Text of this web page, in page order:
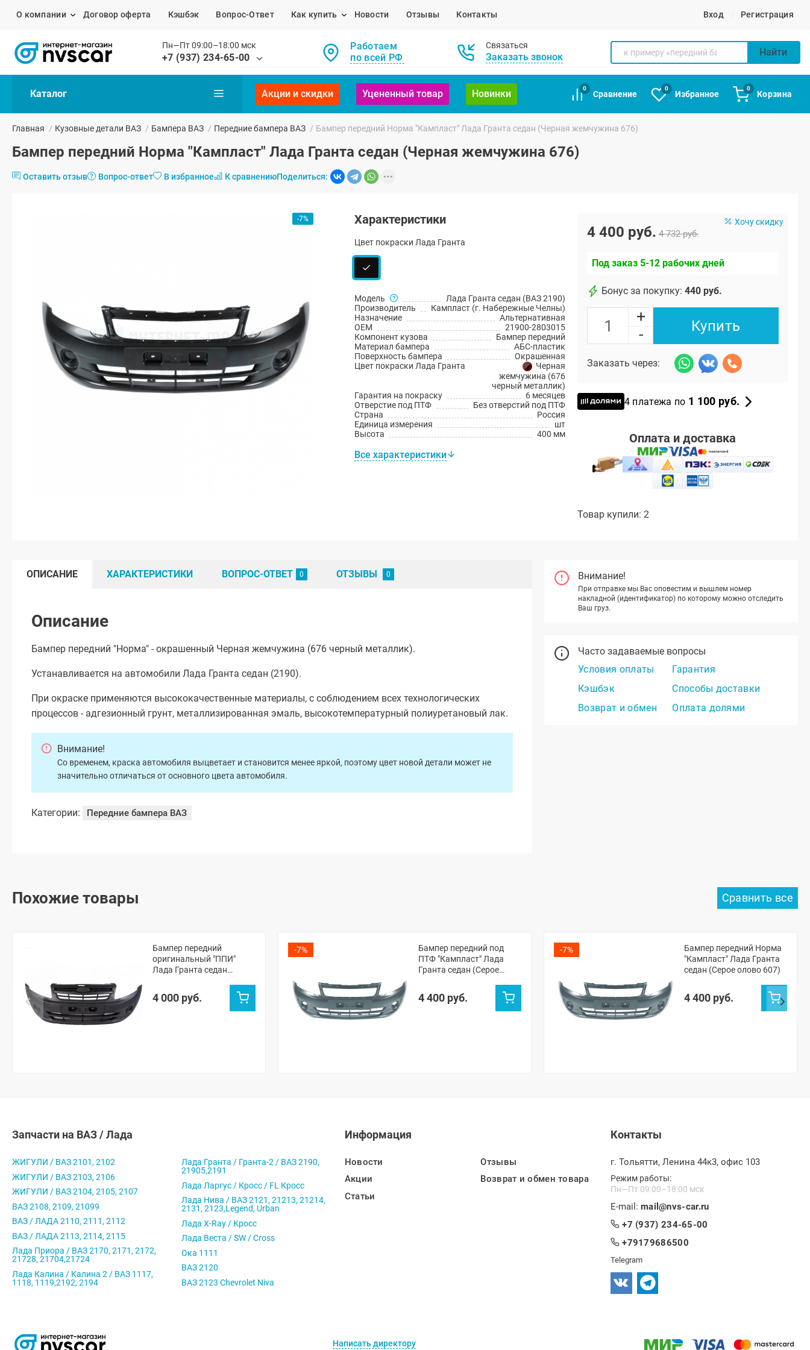
О компании Договор оферта Кэшбэк Вопрос-Ответ Как купить Новости Отзывы Контакты Вход Регистрация
Пн—Пт 09:00–18:00 мск
+7 (937) 234-65-00
Работаем
по всей РФ
Связаться
Заказать звонок Найти
Каталог Акции и скидки Уцененный товар Новинки
0
Сравнение
0
Избранное
0
Корзина
Главная / Кузовные детали ВАЗ / Бампера ВАЗ / Передние бампера ВАЗ / Бампер передний Норма "Кампласт" Лада Гранта седан (Черная жемчужина 676)
Бампер передний Норма "Кампласт" Лада Гранта седан (Черная жемчужина 676)
Оставить отзыв Вопрос-ответ В избранное К сравнениюПоделиться:
-7% Характеристики
Цвет покраски Лада Гранта
Модель
Лада Гранта седан (ВАЗ 2190)
Производитель
Кампласт (г. Набережные Челны)
Назначение
Альтернативная
OEM
21900-2803015
Компонент кузова
Бампер передний
Материал бампера
АБС-пластик
Поверхность бампера
Окрашенная
Цвет покраски Лада Гранта
Черная
жемчужина (676
черный металлик)
Гарантия на покраску
6 месяцев
Отверстие под ПТФ
Без отверстий под ПТФ
Страна
Россия
Единица измерения
шт
Высота
400 мм
Все характеристики
Хочу скидку
4 400 руб. 4 732 руб.
Под заказ 5-12 рабочих дней
Бонус за покупку: 440 руб.
+
-
Купить
Заказать через:
4 платежа по 1 100 руб.
Оплата и доставка
Товар купили: 2
Внимание!
При отправке мы Вас оповестим и вышлем номер
накладной (идентификатор) по которому можно отследить
Ваш груз.
Часто задаваемые вопросы
Условия оплаты
Гарантия
Кэшбэк
Способы доставки
Возврат и обмен
Оплата долями
ОПИСАНИЕ ХАРАКТЕРИСТИКИ ВОПРОС-ОТВЕТ ОТЗЫВЫ
Описание
Бампер передний "Норма" - окрашенный Черная жемчужина (676 черный металлик).
Устанавливается на автомобили Лада Гранта седан (2190).
При окраске применяются высококачественные материалы, с соблюдением всех технологических
процессов - адгезионный грунт, металлизированная эмаль, высокотемпературный полиуретановый лак.
Внимание!
Со временем, краска автомобиля выцветает и становится менее яркой, поэтому цвет новой детали может не
значительно отличаться от основного цвета автомобиля.
Категории: Передние бампера ВАЗ
Похожие товары
Бампер передний
оригинальный "ППИ"
Лада Гранта седан
4 000 руб.
-7%
Бампер передний под
ПТФ "Кампласт" Лада
Гранта седан (Серое
4 400 руб.
-7%
Бампер передний Норма
"Кампласт" Лада Гранта
седан (Серое олово 607)
4 400 руб.
Запчасти на ВАЗ / Лада
ЖИГУЛИ / ВАЗ 2101, 2102
ЖИГУЛИ / ВАЗ 2103, 2106
ЖИГУЛИ / ВАЗ 2104, 2105, 2107
ВАЗ 2108, 2109, 21099
ВАЗ / ЛАДА 2110, 2111, 2112
ВАЗ / ЛАДА 2113, 2114, 2115
Лада Приора / ВАЗ 2170, 2171, 2172,
21728, 21704,21724
Лада Калина / Калина 2 / ВАЗ 1117,
1118, 1119,2192, 2194
Лада Гранта / Гранта-2 / ВАЗ 2190,
21905,2191
Лада Ларгус / Кросс / FL Кросс
Лада Нива / ВАЗ 2121, 21213, 21214,
2131, 2123,Legend, Urban
Лада X-Ray / Кросс
Лада Веста / SW / Cross
Ока 1111
ВАЗ 2120
ВАЗ 2123 Chevrolet Niva
Информация
Новости
Акции
Статьи
Отзывы
Возврат и обмен товара
Контакты
г. Тольятти, Ленина 44к3, офис 103
Режим работы:
Пн—Пт 09:00–18:00 мск
E-mail: mail@nvs-car.ru
+7 (937) 234-65-00
+79179686500
Telegram
Написать директору